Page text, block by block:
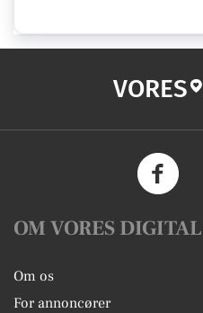
VORES
OM VORES DIGITAL
Om os
For annoncører